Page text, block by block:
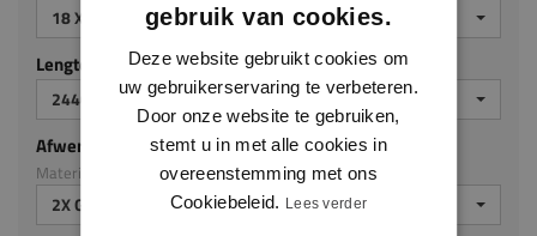
18 X 190 MM
Lengte (mm)
2440
Afwerking
Materiaal: MDF ecologisch
2X GEGROND
gebruik van cookies.
Deze website gebruikt cookies om
uw gebruikerservaring te verbeteren.
Door onze website te gebruiken,
stemt u in met alle cookies in
overeenstemming met ons
Cookiebeleid. Lees verder